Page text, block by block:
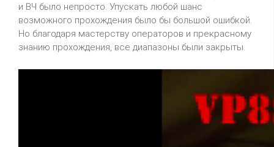
и ВЧ было непросто. Упускать любой шанс
возможного прохождения было бы большой ошибкой.
Но благодаря мастерству операторов и прекрасному
знанию прохождения, все диапазоны были закрыты.